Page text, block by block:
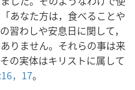
あなた方は，食べることや
習わしや安息日に関して，
りません。それらの事は来
の実体はキリストに属して
，17。